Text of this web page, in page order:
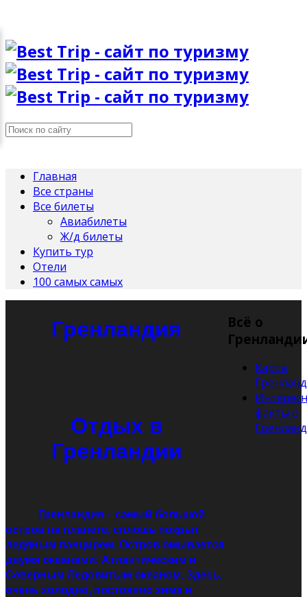
Главная
Все страны
Все билеты
Авиабилеты
Ж/д билеты
Купить тур
Отели
100 самых самых
Гренландия
Отдых в
Гренландии
Гренландия – самый большой
остров на планете, сплошь покрыт
ледяным панцирем. Остров омывается
двумя океанами: Атлантическим и
Северным Ледовитым океаном. Здесь,
очень холодно, постоянно зима и
Всё о
Карта
факты о